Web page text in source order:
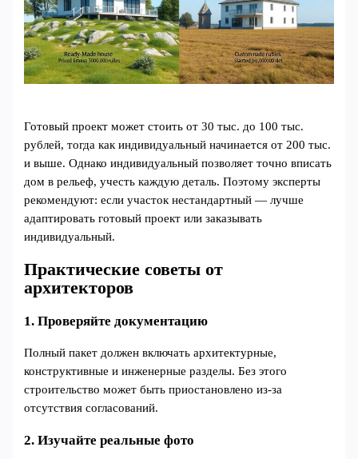
Готовый проект может стоить от 30 тыс. до 100 тыс.
рублей, тогда как индивидуальный начинается от 200 тыс.
и выше. Однако индивидуальный позволяет точно вписать
дом в рельеф, учесть каждую деталь. Поэтому эксперты
рекомендуют: если участок нестандартный — лучше
адаптировать готовый проект или заказывать
индивидуальный.
Практические советы от
архитекторов
1. Проверяйте документацию
Полный пакет должен включать архитектурные,
конструктивные и инженерные разделы. Без этого
строительство может быть приостановлено из-за
отсутствия согласований.
2. Изучайте реальные фото